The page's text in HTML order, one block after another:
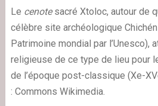
Le cenotesacré Xtoloc, autour de
célèbre site archéologique
Patrimoine mondial par l’Unesco),
religieuse de ce type de lieu pour
de l’époque post-classique (Xe-
: Commons Wikimedia.